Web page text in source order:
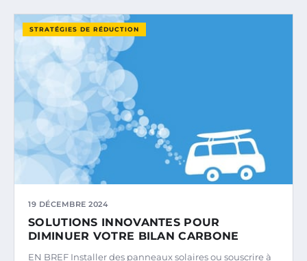
STRATÉGIES DE RÉDUCTION
19 DÉCEMBRE 2024
SOLUTIONS INNOVANTES POUR
DIMINUER VOTRE BILAN CARBONE
EN BREF Installer des panneaux solaires ou souscrire à